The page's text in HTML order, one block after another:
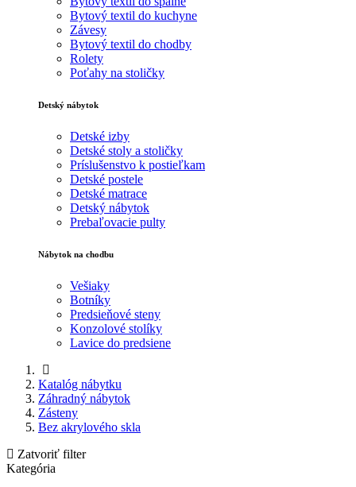
Bytový textil do kuchyne
Závesy
Bytový textil do chodby
Rolety
Poťahy na stoličky
Detský nábytok
Detské izby
Detské stoly a stoličky
Príslušenstvo k postieľkam
Detské postele
Detské matrace
Detský nábytok
Prebaľovacie pulty
Nábytok na chodbu
Vešiaky
Botníky
Predsieňové steny
Konzolové stolíky
Lavice do predsiene
Katalóg nábytku
Záhradný nábytok
Zásteny
Bez akrylového skla
Zatvoriť filter
Kategória